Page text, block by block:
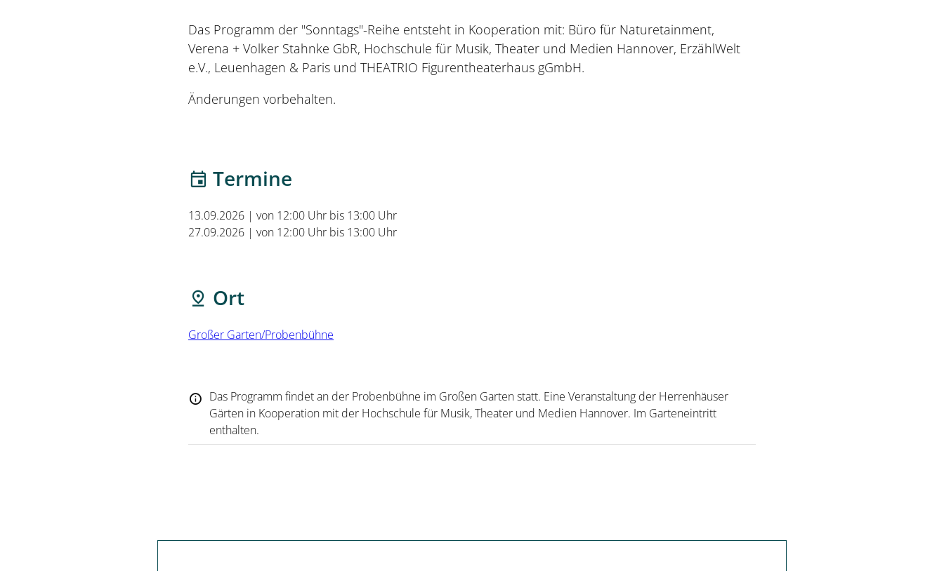
Das Programm der "Sonntags"-Reihe entsteht in Kooperation mit: Büro für Naturetainment,
Verena + Volker Stahnke GbR, Hochschule für Musik, Theater und Medien Hannover, ErzählWelt
e.V., Leuenhagen & Paris und THEATRIO Figurentheaterhaus gGmbH.
Änderungen vorbehalten.
Termine
13.09.2026 | von 12:00 Uhr bis 13:00 Uhr
27.09.2026 | von 12:00 Uhr bis 13:00 Uhr
Ort
Großer Garten/Probenbühne
Das Programm findet an der Probenbühne im Großen Garten statt. Eine Veranstaltung der Herrenhäuser
Gärten in Kooperation mit der Hochschule für Musik, Theater und Medien Hannover. Im Garteneintritt
enthalten.